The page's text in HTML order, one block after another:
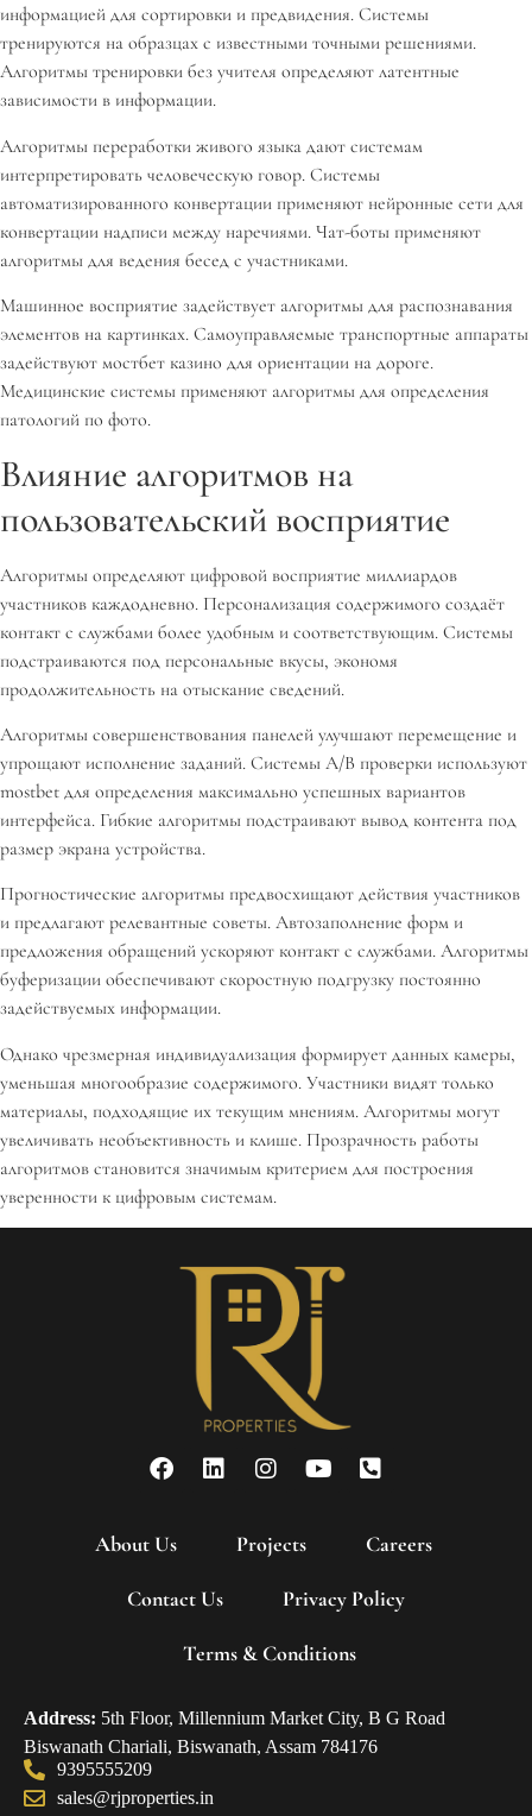
информацией для сортировки и предвидения. Системы
тренируются на образцах с известными точными решениями.
Алгоритмы тренировки без учителя определяют латентные
зависимости в информации.
Алгоритмы переработки живого языка дают системам
интерпретировать человеческую говор. Системы
автоматизированного конвертации применяют нейронные сети для
конвертации надписи между наречиями. Чат-боты применяют
алгоритмы для ведения бесед с участниками.
Машинное восприятие задействует алгоритмы для распознавания
элементов на картинках. Самоуправляемые транспортные аппараты
задействуют мостбет казино для ориентации на дороге.
Медицинские системы применяют алгоритмы для определения
патологий по фото.
Влияние алгоритмов на
пользовательский восприятие
Алгоритмы определяют цифровой восприятие миллиардов
участников каждодневно. Персонализация содержимого создаёт
контакт с службами более удобным и соответствующим. Системы
подстраиваются под персональные вкусы, экономя
продолжительность на отыскание сведений.
Алгоритмы совершенствования панелей улучшают перемещение и
упрощают исполнение заданий. Системы A/B проверки используют
mostbet для определения максимально успешных вариантов
интерфейса. Гибкие алгоритмы подстраивают вывод контента под
размер экрана устройства.
Прогностические алгоритмы предвосхищают действия участников
и предлагают релевантные советы. Автозаполнение форм и
предложения обращений ускоряют контакт с службами. Алгоритмы
буферизации обеспечивают скоростную подгрузку постоянно
задействуемых информации.
Однако чрезмерная индивидуализация формирует данных камеры,
уменьшая многообразие содержимого. Участники видят только
материалы, подходящие их текущим мнениям. Алгоритмы могут
увеличивать необъективность и клише. Прозрачность работы
алгоритмов становится значимым критерием для построения
уверенности к цифровым системам.
About Us Projects Careers
Contact Us Privacy Policy
Terms & Conditions
Address: 5th Floor, Millennium Market City, B G Road
Biswanath Chariali, Biswanath, Assam 784176
9395555209
sales@rjproperties.in